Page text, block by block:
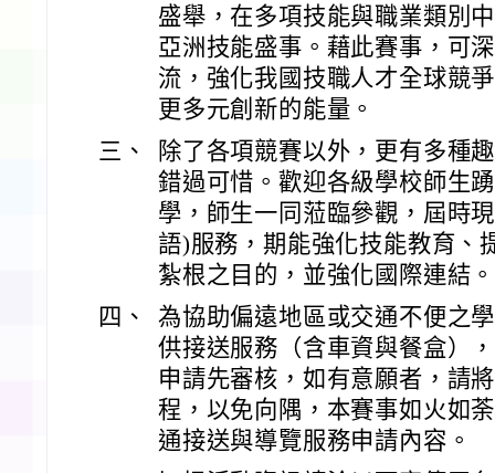
盛舉，在多項技能與職業類別
亞洲技能盛事。藉此賽事，可
流，強化我國技職人才全球競
更多元創新的能量。
三、
除了各項競賽以外，更有多種
錯過可惜。歡迎各級學校師生
學，師生一同蒞臨參觀，屆時
語)服務，期能強化技能教育、
紮根之目的，並強化國際連結。
四、
為協助偏遠地區或交通不便之
供接送服務（含車資與餐盒）
申請先審核，如有意願者，請
程，以免向隅，本賽事如火如
通接送與導覽服務申請內容。